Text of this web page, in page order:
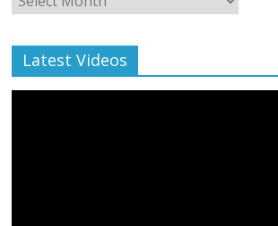
Archive
Latest Videos